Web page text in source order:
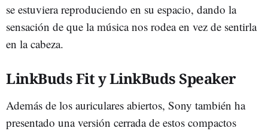
se estuviera reproduciendo en su espacio, dando la
sensación de que la música nos rodea en vez de sentirla
en la cabeza.
LinkBuds Fit y LinkBuds Speaker
Además de los auriculares abiertos, Sony también ha
presentado una versión cerrada de estos compactos